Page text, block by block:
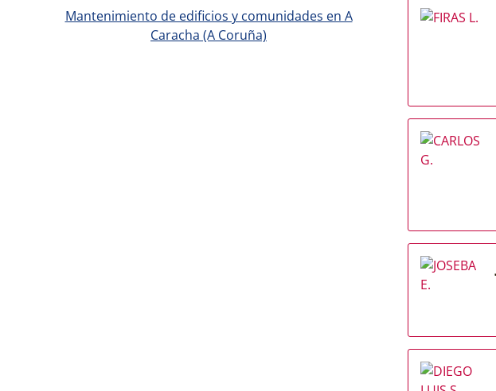
Mantenimiento de edificios y comunidades en A
Caracha (A Coruña)